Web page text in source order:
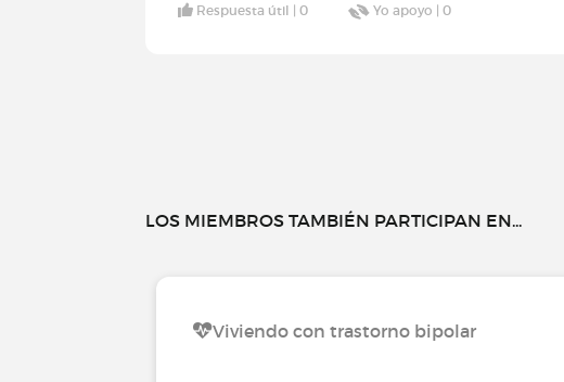
Respuesta útil |0 Yo apoyo |0
LOS MIEMBROS TAMBIÉN PARTICIPAN EN...
Viviendo con trastorno bipolar